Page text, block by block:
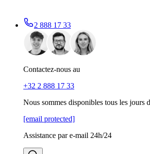
2 888 17 33
Contactez-nous au
+32 2 888 17 33
Nous sommes disponibles tous les jours
[email protected]
Assistance par e-mail 24h/24